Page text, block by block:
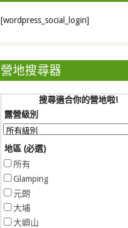
[wordpress_social_login]
營地搜尋器
搜尋適合你的營地啦!
露營級別
地區 (必選)
所有
Glamping
元朗
大埔
大嶼山